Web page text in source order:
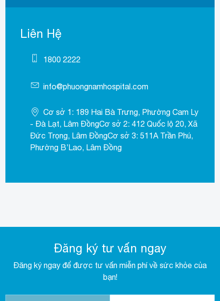
Liên Hệ
1800 2222
info@phuongnamhospital.com
Cơ sở 1: 189 Hai Bà Trưng, Phường Cam Ly
- Đà Lạt, Lâm ĐồngCơ sở 2: 412 Quốc lộ 20, Xã
Đức Trọng, Lâm ĐồngCơ sở 3: 511A Trần Phú,
Phường B’Lao, Lâm Đồng
Đăng ký tư vấn ngay
Đăng ký ngay để được tư vấn miễn phí về sức khỏe của
bạn!